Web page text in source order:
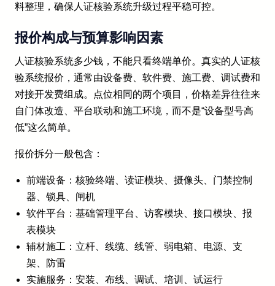
料整理，确保人证核验系统升级过程平稳可控。
报价构成与预算影响因素
人证核验系统多少钱，不能只看终端单价。真实的人证核
验系统报价，通常由设备费、软件费、施工费、调试费和
对接开发费组成。点位相同的两个项目，价格差异往往来
自门体改造、平台联动和施工环境，而不是“设备型号高
低”这么简单。
报价拆分一般包含：
前端设备：核验终端、读证模块、摄像头、门禁控制
器、锁具、闸机
软件平台：基础管理平台、访客模块、接口模块、报
表模块
辅材施工：立杆、线缆、线管、弱电箱、电源、支
架、防雷
实施服务：安装、布线、调试、培训、试运行